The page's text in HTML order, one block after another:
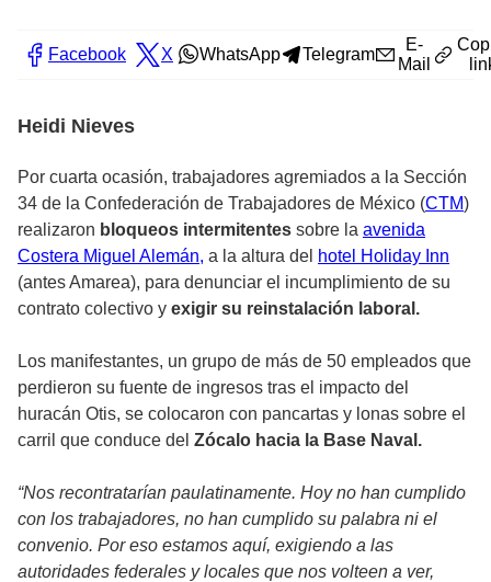
Facebook X WhatsApp Telegram
E-
Mail
Heidi Nieves
Por cuarta ocasión, trabajadores agremiados a la Sección
34 de la Confederación de Trabajadores de México (CTM)
realizaron bloqueos intermitentes sobre la avenida
Costera Miguel Alemán, a la altura del hotel Holiday Inn
(antes Amarea), para denunciar el incumplimiento de su
contrato colectivo y exigir su reinstalación laboral.
Los manifestantes, un grupo de más de 50 empleados que
perdieron su fuente de ingresos tras el impacto del
huracán Otis, se colocaron con pancartas y lonas sobre el
carril que conduce del Zócalo hacia la Base Naval.
“Nos recontratarían paulatinamente. Hoy no han cumplido
con los trabajadores, no han cumplido su palabra ni el
convenio. Por eso estamos aquí, exigiendo a las
autoridades federales y locales que nos volteen a ver,